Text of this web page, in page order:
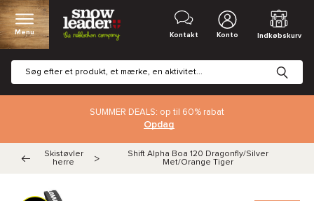
Menu Kontakt Konto Indkøbskurv
SUMMER DEALS: op til 60% rabat
Opdag
Skistøvler
herre
>
Shift Alpha Boa 120 Dragonfly/Silver
Met/Orange Tiger